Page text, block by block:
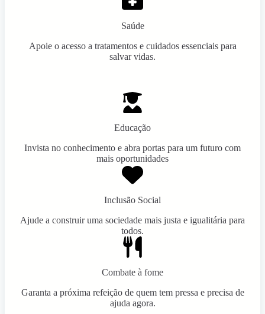
Saúde
Apoie o acesso a tratamentos e cuidados essenciais para
salvar vidas.
Educação
Invista no conhecimento e abra portas para um futuro com
mais oportunidades
Inclusão Social
Ajude a construir uma sociedade mais justa e igualitária para
todos.
Combate à fome
Garanta a próxima refeição de quem tem pressa e precisa de
ajuda agora.